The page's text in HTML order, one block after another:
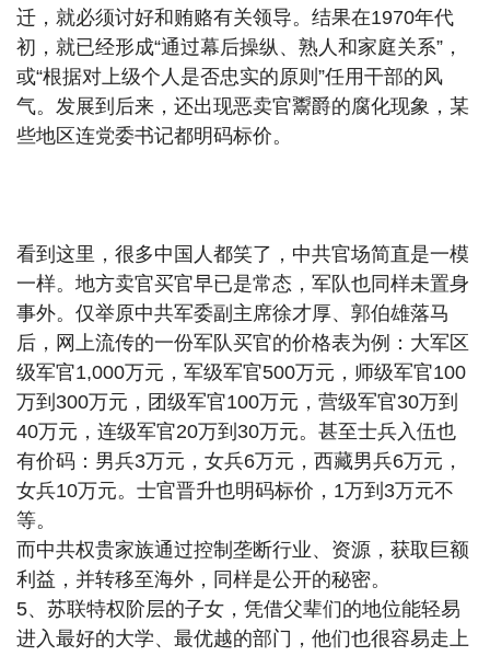
迁，就必须讨好和贿赂有关领导。结果在1970年代
初，就已经形成“通过幕后操纵、熟人和家庭关系”，
或“根据对上级个人是否忠实的原则”任用干部的风
气。发展到后来，还出现恶卖官鬻爵的腐化现象，某
些地区连党委书记都明码标价。
看到这里，很多中国人都笑了，中共官场简直是一模
一样。地方卖官买官早已是常态，军队也同样未置身
事外。仅举原中共军委副主席徐才厚、郭伯雄落马
后，网上流传的一份军队买官的价格表为例：大军区
级军官1,000万元，军级军官500万元，师级军官100
万到300万元，团级军官100万元，营级军官30万到
40万元，连级军官20万到30万元。甚至士兵入伍也
有价码：男兵3万元，女兵6万元，西藏男兵6万元，
女兵10万元。士官晋升也明码标价，1万到3万元不
等。
而中共权贵家族通过控制垄断行业、资源，获取巨额
利益，并转移至海外，同样是公开的秘密。
5、苏联特权阶层的子女，凭借父辈们的地位能轻易
进入最好的大学、最优越的部门，他们也很容易走上